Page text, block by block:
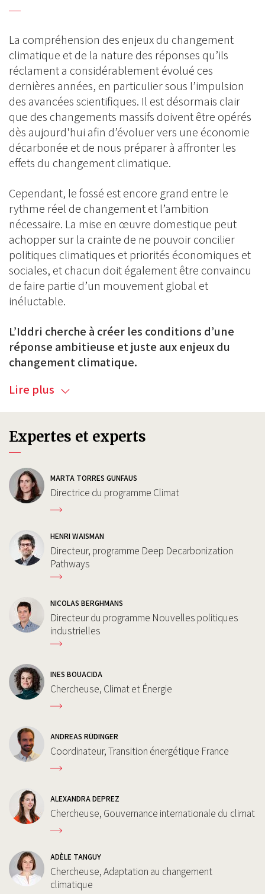
La compréhension des enjeux du changement
climatique et de la nature des réponses qu’ils
réclament a considérablement évolué ces
dernières années, en particulier sous l’impulsion
des avancées scientifiques. Il est désormais clair
que des changements massifs doivent être opérés
dès aujourd'hui afin d’évoluer vers une économie
décarbonée et de nous préparer à affronter les
effets du changement climatique.
Cependant, le fossé est encore grand entre le
rythme réel de changement et l’ambition
nécessaire. La mise en œuvre domestique peut
achopper sur la crainte de ne pouvoir concilier
politiques climatiques et priorités économiques et
sociales, et chacun doit également être convaincu
de faire partie d’un mouvement global et
inéluctable.
L’Iddri cherche à créer les conditions d’une
réponse ambitieuse et juste aux enjeux du
changement climatique.
Lire plus
Expertes et experts
MARTA TORRES GUNFAUS
Directrice du programme Climat
HENRI WAISMAN
Directeur, programme Deep Decarbonization
Pathways
NICOLAS BERGHMANS
Directeur du programme Nouvelles politiques
industrielles
INES BOUACIDA
Chercheuse, Climat et Énergie
ANDREAS RÜDINGER
Coordinateur, Transition énergétique France
ALEXANDRA DEPREZ
Chercheuse, Gouvernance internationale du climat
ADÈLE TANGUY
Chercheuse, Adaptation au changement
climatique